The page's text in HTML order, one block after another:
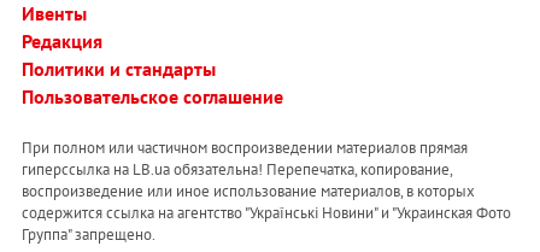
Ивенты
Редакция
Политики и стандарты
Пользовательское соглашение
При полном или частичном воспроизведении материалов прямая
гиперссылка на LB.ua обязательна! Перепечатка, копирование,
воспроизведение или иное использование материалов, в которых
содержится ссылка на агентство "Українськi Новини" и "Украинская Фото
Группа" запрещено.